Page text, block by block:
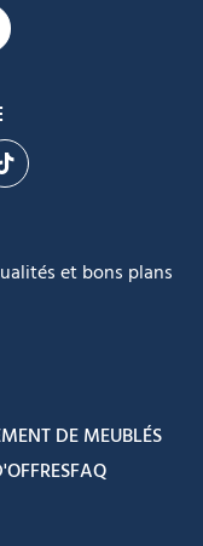
sur Instagram
nous sur Youtube
Suivez-nous sur
et bons plans
DE MEUBLÉS
FAQ